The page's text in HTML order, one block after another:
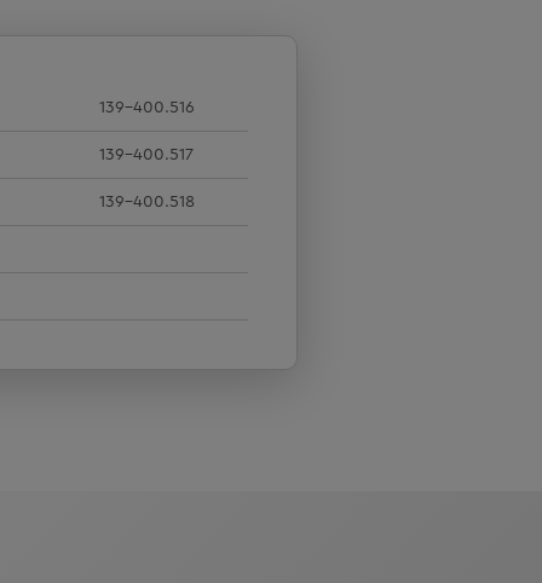
139-400.516
139-400.517
139-400.518